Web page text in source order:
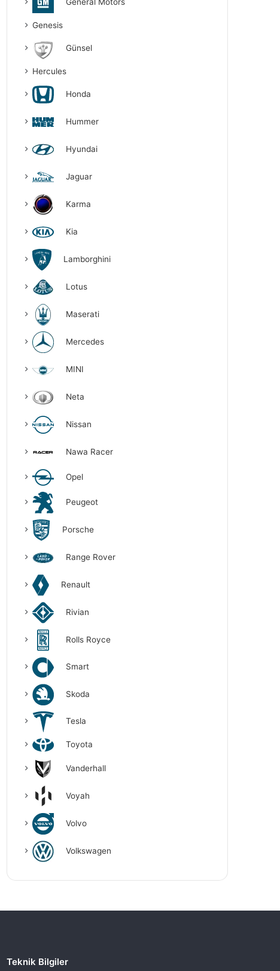
Genesis
Günsel
Hercules
Honda
Hummer
Hyundai
Jaguar
Karma
Kia
Lamborghini
Lotus
Maserati
Mercedes
MINI
Neta
Nissan
Nawa Racer
Opel
Peugeot
Porsche
Range Rover
Renault
Rivian
Rolls Royce
Smart
Skoda
Tesla
Toyota
Vanderhall
Voyah
Volvo
Volkswagen
Teknik Bilgiler